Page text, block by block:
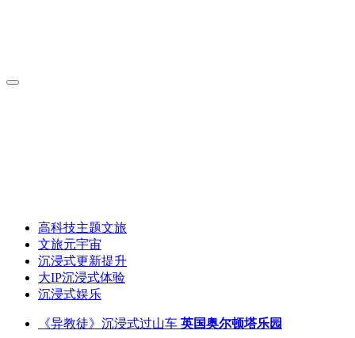
高科技主题文旅
文旅元宇宙
沉浸式更新提升
大IP沉浸式体验
沉浸式娱乐
《异教徒》沉浸式过山车 英国奥尔顿塔乐园